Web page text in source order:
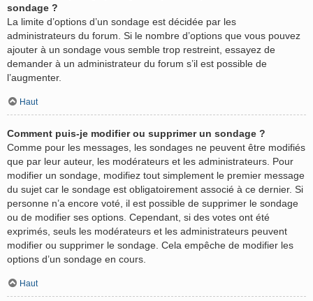
sondage ?
La limite d’options d’un sondage est décidée par les
administrateurs du forum. Si le nombre d’options que vous pouvez
ajouter à un sondage vous semble trop restreint, essayez de
demander à un administrateur du forum s’il est possible de
l’augmenter.
Haut
Comment puis-je modifier ou supprimer un sondage ?
Comme pour les messages, les sondages ne peuvent être modifiés
que par leur auteur, les modérateurs et les administrateurs. Pour
modifier un sondage, modifiez tout simplement le premier message
du sujet car le sondage est obligatoirement associé à ce dernier. Si
personne n’a encore voté, il est possible de supprimer le sondage
ou de modifier ses options. Cependant, si des votes ont été
exprimés, seuls les modérateurs et les administrateurs peuvent
modifier ou supprimer le sondage. Cela empêche de modifier les
options d’un sondage en cours.
Haut